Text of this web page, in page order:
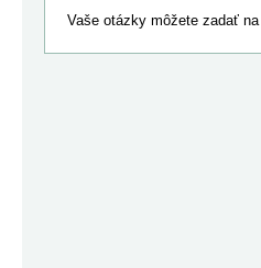
Vaše otázky môžete zadať na